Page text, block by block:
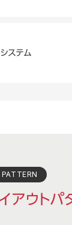
ステム
PATTERN
イアウトパ